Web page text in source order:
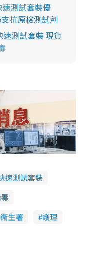
測試套裝優
抗原檢測試劑
速測試套裝 現貨
速測試套裝
衞生署
護理